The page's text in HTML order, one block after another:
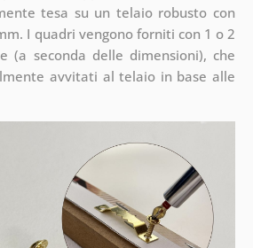
tesa su un telaio robusto con
I quadri vengono forniti con 1 o 2
(a seconda delle dimensioni), che
avvitati al telaio in base alle